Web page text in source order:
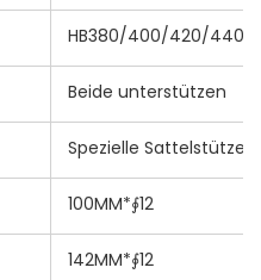
HB380/400/420/
Beide unterstützen
Spezielle Sattelstütze
100MM*∮12
142MM*∮12